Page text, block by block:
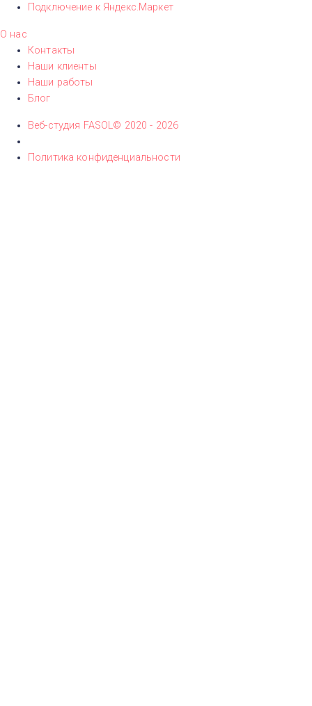
Подключение к Яндекс.Маркет
О нас
Контакты
Наши клиенты
Наши работы
Блог
Веб-студия FASOL© 2020 - 2026
Политика конфиденциальности